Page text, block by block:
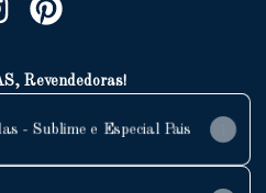
Revendedoras!
- Sublime e Especial Pais